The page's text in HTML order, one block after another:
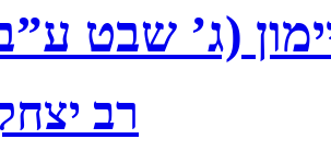
(ג’ שבט
רב